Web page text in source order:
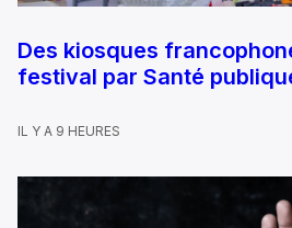
Des kiosques
festival par Santé
IL Y A 9 HEURES